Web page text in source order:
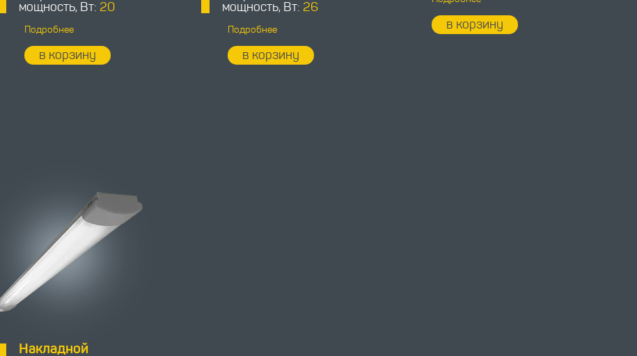
мощность, Вт: 20
Подробнее
в корзину
мощность, Вт: 26
Подробнее
в корзину
в корзину
Накладной